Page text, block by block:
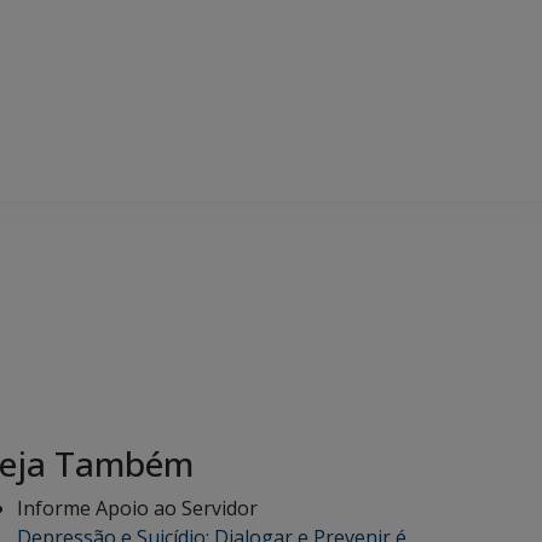
Também
Informe Apoio ao Servidor